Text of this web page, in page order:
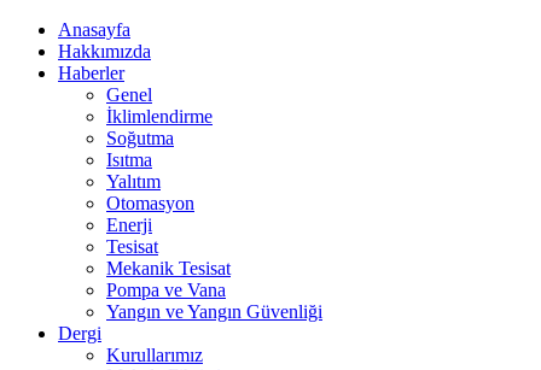
Anasayfa
Hakkımızda
Haberler
Genel
İklimlendirme
Soğutma
Isıtma
Yalıtım
Otomasyon
Enerji
Tesisat
Mekanik Tesisat
Pompa ve Vana
Yangın ve Yangın Güvenliği
Dergi
Kurullarımız